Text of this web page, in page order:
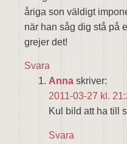
åriga son väldigt
när han såg dig stå på
grejer det!
Svara
Anna skriver:
2011-03-27 kl.
Kul bild att ha till
Svara